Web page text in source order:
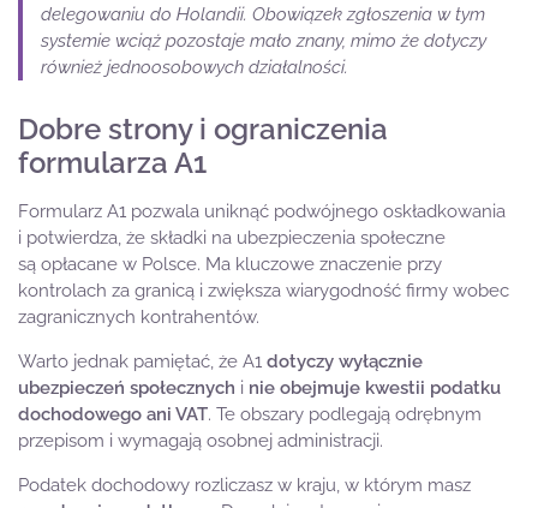
delegowaniu do Holandii. Obowiązek zgłoszenia w tym
systemie wciąż pozostaje mało znany, mimo że dotyczy
również jednoosobowych działalności.
Dobre strony i ograniczenia
formularza A1
Formularz A1 pozwala uniknąć podwójnego oskładkowania
i potwierdza, że składki na ubezpieczenia społeczne
są opłacane w Polsce. Ma kluczowe znaczenie przy
kontrolach za granicą i zwiększa wiarygodność firmy wobec
zagranicznych kontrahentów.
Warto jednak pamiętać, że A1 dotyczy wyłącznie
ubezpieczeń społecznych i nie obejmuje kwestii podatku
dochodowego ani VAT. Te obszary podlegają odrębnym
przepisom i wymagają osobnej administracji.
Podatek dochodowy rozliczasz w kraju, w którym masz